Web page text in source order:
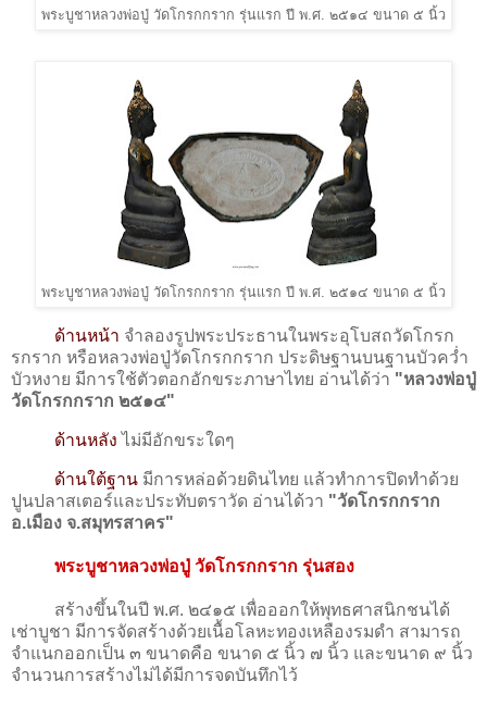
พระบูชาหลวงพ่อปู่ วัดโกรกกราก รุ่นแรก ปี พ.ศ. ๒๕๑๔ ขนาด ๕ นิ้ว
พระบูชาหลวงพ่อปู่ วัดโกรกกราก รุ่นแรก ปี พ.ศ. ๒๕๑๔ ขนาด ๕ นิ้ว
ด้านหน้า จำลองรูปพระประธานในพระอุโบสถวัดโกรก
รกราก หรือหลวงพ่อปู่วัดโกรกกราก ประดิษฐานบนฐานบัวคว่ำ
บัวหงาย มีการใช้ตัวตอกอักขระภาษาไทย อ่านได้ว่า "หลวงพ่อปู่
วัดโกรกกราก ๒๕๑๔"
ด้านหลัง ไม่มีอักขระใดๆ
ด้านใต้ฐาน มีการหล่อด้วยดินไทย แล้วทำการปิดทำด้วย
ปูนปลาสเตอร์และประทับตราวัด อ่านได้วา "วัดโกรกกราก
อ.เมือง จ.สมุทรสาคร"
พระบูชาหลวงพ่อปู่ วัดโกรกกราก รุ่นสอง
สร้างขึ้นในปี พ.ศ. ๒๔๑๕ เพื่อออกให้พุทธศาสนิกชนได้
เช่าบูชา มีการจัดสร้างด้วยเนื้อโลหะทองเหลืองรมดำ สามารถ
จำแนกออกเป็น ๓ ขนาดคือ ขนาด ๕ นิ้ว ๗ นิ้ว และขนาด ๙ นิ้ว
จำนวนการสร้างไม่ได้มีการจดบันทึกไว้